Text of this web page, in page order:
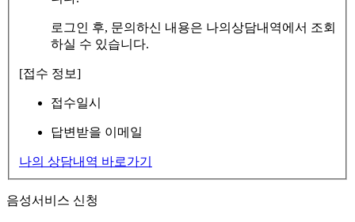
로그인 후, 문의하신 내용은 나의상담내역에서 조회
하실 수 있습니다.
[접수 정보]
접수일시
답변받을 이메일
나의 상담내역 바로가기
음성서비스 신청